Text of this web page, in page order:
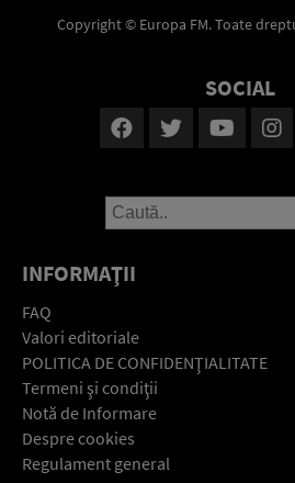
Copyright © Europa FM. Toate
SOCIAL
INFORMAŢII
FAQ
Valori editoriale
POLITICA DE CONFIDENŢIALITATE
Termeni şi condiţii
Notă de Informare
Despre cookies
Regulament general